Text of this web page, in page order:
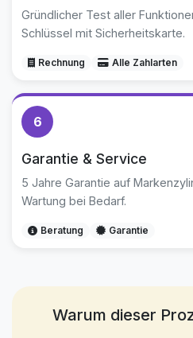
Gründlicher Test aller
Schlüssel mit Sicherheitskarte.
Rechnung Alle Zahlarten
6
Garantie & Service
5 Jahre Garantie auf
Wartung bei Bedarf.
Beratung Garantie
Warum dieser